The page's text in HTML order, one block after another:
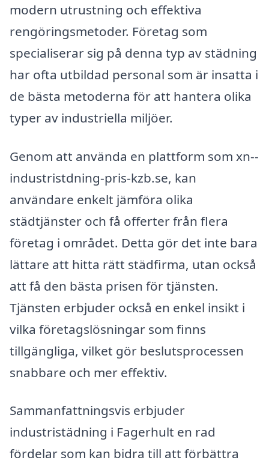
modern utrustning och effektiva
rengöringsmetoder. Företag som
specialiserar sig på denna typ av städning
har ofta utbildad personal som är insatta i
de bästa metoderna för att hantera olika
typer av industriella miljöer.
Genom att använda en plattform som xn--
industristdning-pris-kzb.se, kan
användare enkelt jämföra olika
städtjänster och få offerter från flera
företag i området. Detta gör det inte bara
lättare att hitta rätt städfirma, utan också
att få den bästa prisen för tjänsten.
Tjänsten erbjuder också en enkel insikt i
vilka företagslösningar som finns
tillgängliga, vilket gör beslutsprocessen
snabbare och mer effektiv.
Sammanfattningsvis erbjuder
industristädning i Fagerhult en rad
fördelar som kan bidra till att förbättra